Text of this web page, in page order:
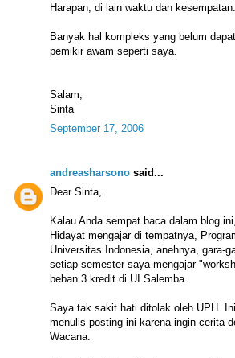
Harapan, di lain waktu dan kesempatan.
Banyak hal kompleks yang belum
pemikir awam seperti saya.
Salam,
Sinta
September 17, 2006
andreasharsono said...
Dear Sinta,
Kalau Anda sempat baca dalam blog
Hidayat mengajar di tempatnya,
Universitas Indonesia, anehnya, gara-
setiap semester saya mengajar
beban 3 kredit di UI Salemba.
Saya tak sakit hati ditolak oleh UPH.
menulis posting ini karena ingin cerita
Wacana.